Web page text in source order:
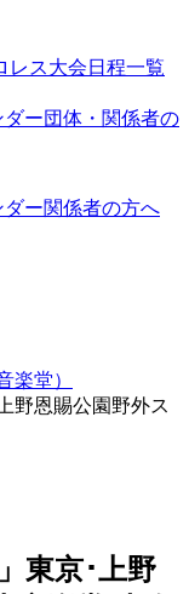
レス大会日程一覧
ダー団体・関係者の
ダー関係者の方へ
楽堂）
野恩賜公園野外ス
東京･上野